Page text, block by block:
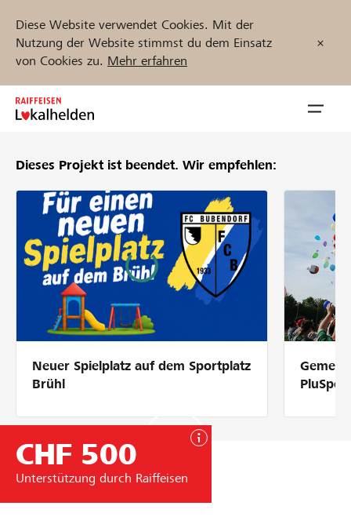
Diese Website verwendet Cookies. Mit der
Nutzung der Website stimmst du dem Einsatz
von Cookies zu. Mehr erfahren
Zum
Inhalt
Unterstützen
Hilfe & Support
Partner / Raiffeisenbank
Anmelden
Projekte und Organisationen finden
Dieses Projekt ist beendet. Wir empfehlen:
Neuer Spielplatz auf dem Sportplatz
Brühl
CHF 500
Unterstützung durch Raiffeisen